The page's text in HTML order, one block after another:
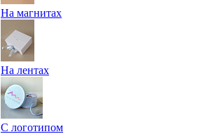
На магнитах
На лентах
С логотипом